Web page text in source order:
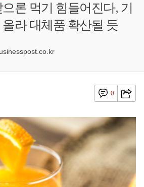
론 먹기 힘들어진다, 기
라 대체품 확산될 듯
0